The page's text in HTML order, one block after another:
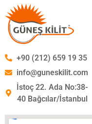
+90 (212) 659 19 35
info@guneskilit.com
İstoç 22. Ada No:38-
40 Bağcılar/İstanbul